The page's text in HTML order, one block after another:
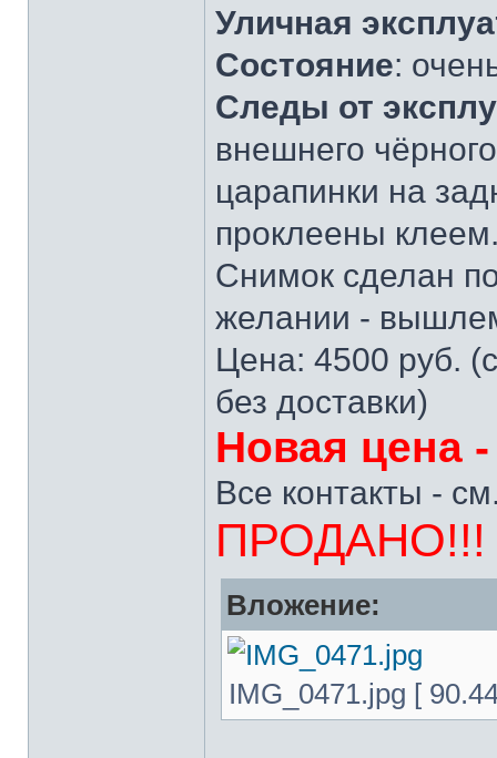
Уличная
Состояние:
Следы от
внешнего
царапинки на
проклеены
Снимок сделан
желании -
Цена: 4500 руб.
без доставки)
Новая цена
Все контакты -
ПРОДАНО!!!
Вложение:
IMG_0471.jpg [